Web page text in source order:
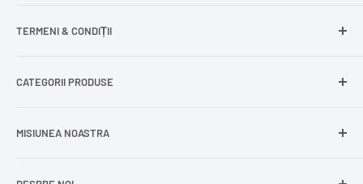
Comenzile mele
Cont nou
Comandă ca oaspete
TERMENI & CONDIȚII
Politica de returnare
Politica de expediere
CATEGORII PRODUSE
Dulciuri și snacks
MISIUNEA NOASTRA